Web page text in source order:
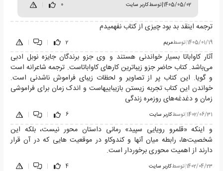
1405/05/02
|توسطکاربر سایت 0
ترجمه اینقد بد بود چیزی از کتاب نفهمیدم
1405/01/19
|توسطمریم 2
|
|
آثار کاواباتا بسیار خواندنی هستند و وی جزو برندگان جایزه نوبل ادبی
می‌باشد. کتاب حاضر جزو زیباترین کارهای کاواباتاست. ترجمه شاعرانه است
و گویا. این کتاب پر از تصاویر و لحظات زیبای فراموش ناشدنی است.
خواندن این کتاب تجربه زیستن بازیباییهاست و اندک زمان برای فراموشی
زمان و دغدغه‌های روزمره زندگی
1402/06/31
|توسطکاربر سایت 6
|
|
و اینکه «قلمرو رویایی سپید» رمانی داستان محور نیست، بلکه این
شخصیت‌ها، رابطه میان آنها و کندوکاو در موقعیت هایی که در آن قرار
دارند از اهمیت محوری برخوردار است.
1402/04/23
|توسطکاربر سایت 4
|
|